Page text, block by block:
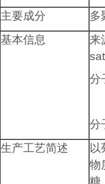
主要成分
多
基本信息
来
分
分
生产工艺简述
以
物
糖